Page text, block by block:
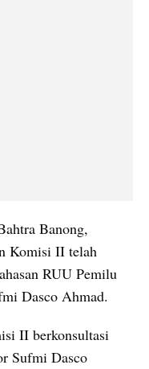
Banong,
Komisi II telah
RUU Pemilu
Dasco Ahmad.
II berkonsultasi
Sufmi Dasco